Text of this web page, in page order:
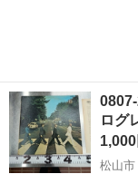
ログ
1,000
松山市